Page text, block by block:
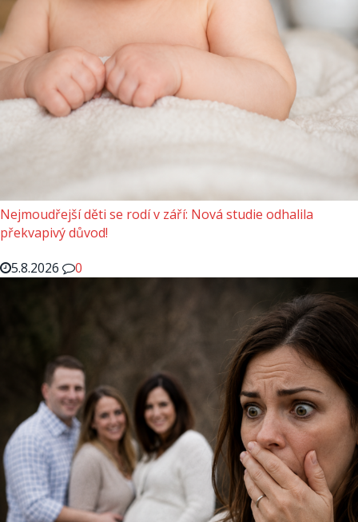
Nejmoudřejší děti se rodí v září: Nová studie odhalila
překvapivý důvod!
5.8.2026
0